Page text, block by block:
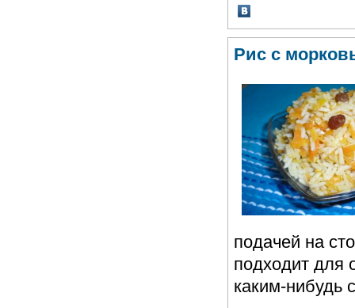
Рис с
подачей на
подходит для
каким-нибудь